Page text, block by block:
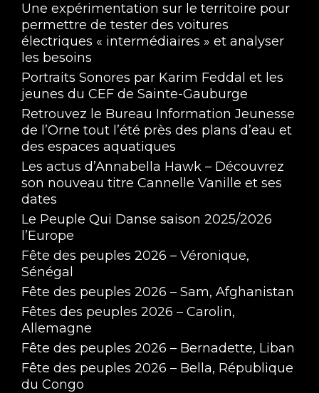
Une expérimentation sur le territoire pour
permettre de tester des voitures
électriques « intermédiaires » et analyser
les besoins
Portraits Sonores par Karim Feddal et les
jeunes du CEF de Sainte-Gauburge
Retrouvez le Bureau Information Jeunesse
de l’Orne tout l’été près des plans d’eau et
des espaces aquatiques
Les actus d’Annabella Hawk – Découvrez
son nouveau titre Cannelle Vanille et ses
dates
Le Peuple Qui Danse saison 2025/2026
l’Europe
Fête des peuples 2026 – Véronique,
Sénégal
Fête des peuples 2026 – Sam, Afghanistan
Fêtes des peuples 2026 – Carolin,
Allemagne
Fête des peuples 2026 – Bernadette, Liban
Fête des peuples 2026 – Bella, République
du Congo